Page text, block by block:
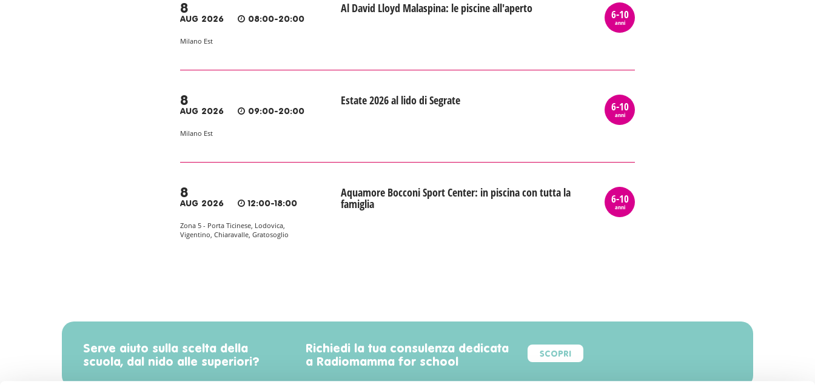
8
AUG 2026 08:00-20:00
Milano Est
Al David Lloyd Malaspina: le piscine all'aperto 6-10
anni
8
AUG 2026 09:00-20:00
Milano Est
Estate 2026 al lido di Segrate 6-10
anni
8
AUG 2026 12:00-18:00
Zona 5 - Porta Ticinese, Lodovica,
Vigentino, Chiaravalle, Gratosoglio
Aquamore Bocconi Sport Center: in piscina con tutta la
famiglia 6-10
anni
Serve aiuto sulla scelta della
scuola, dal nido alle superiori?
Richiedi la tua consulenza dedicata
a Radiomamma for school
SCOPRI